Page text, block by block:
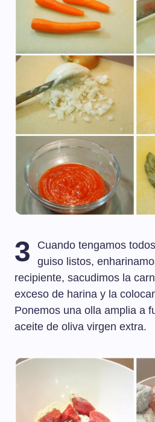
3
Cuando tengamos
guiso listos,
recipiente, sacudimos la
exceso de harina y la
Ponemos una olla amplia a
aceite de oliva virgen extra.